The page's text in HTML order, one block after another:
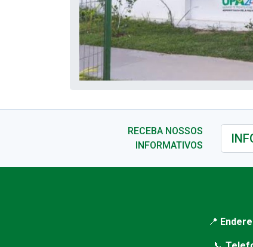
RECEBA NOSSOS
INFORMATIVOS
📍